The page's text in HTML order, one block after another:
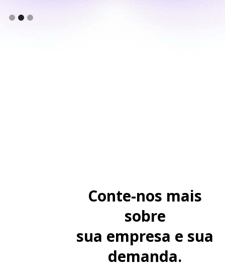
Conte-nos mais
sobre
sua empresa e sua
demanda.